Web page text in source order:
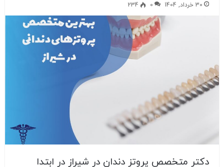
30 خرداد, 1404 0
234
دکتر متخصص پروتز دندان در شیراز در ابتدا